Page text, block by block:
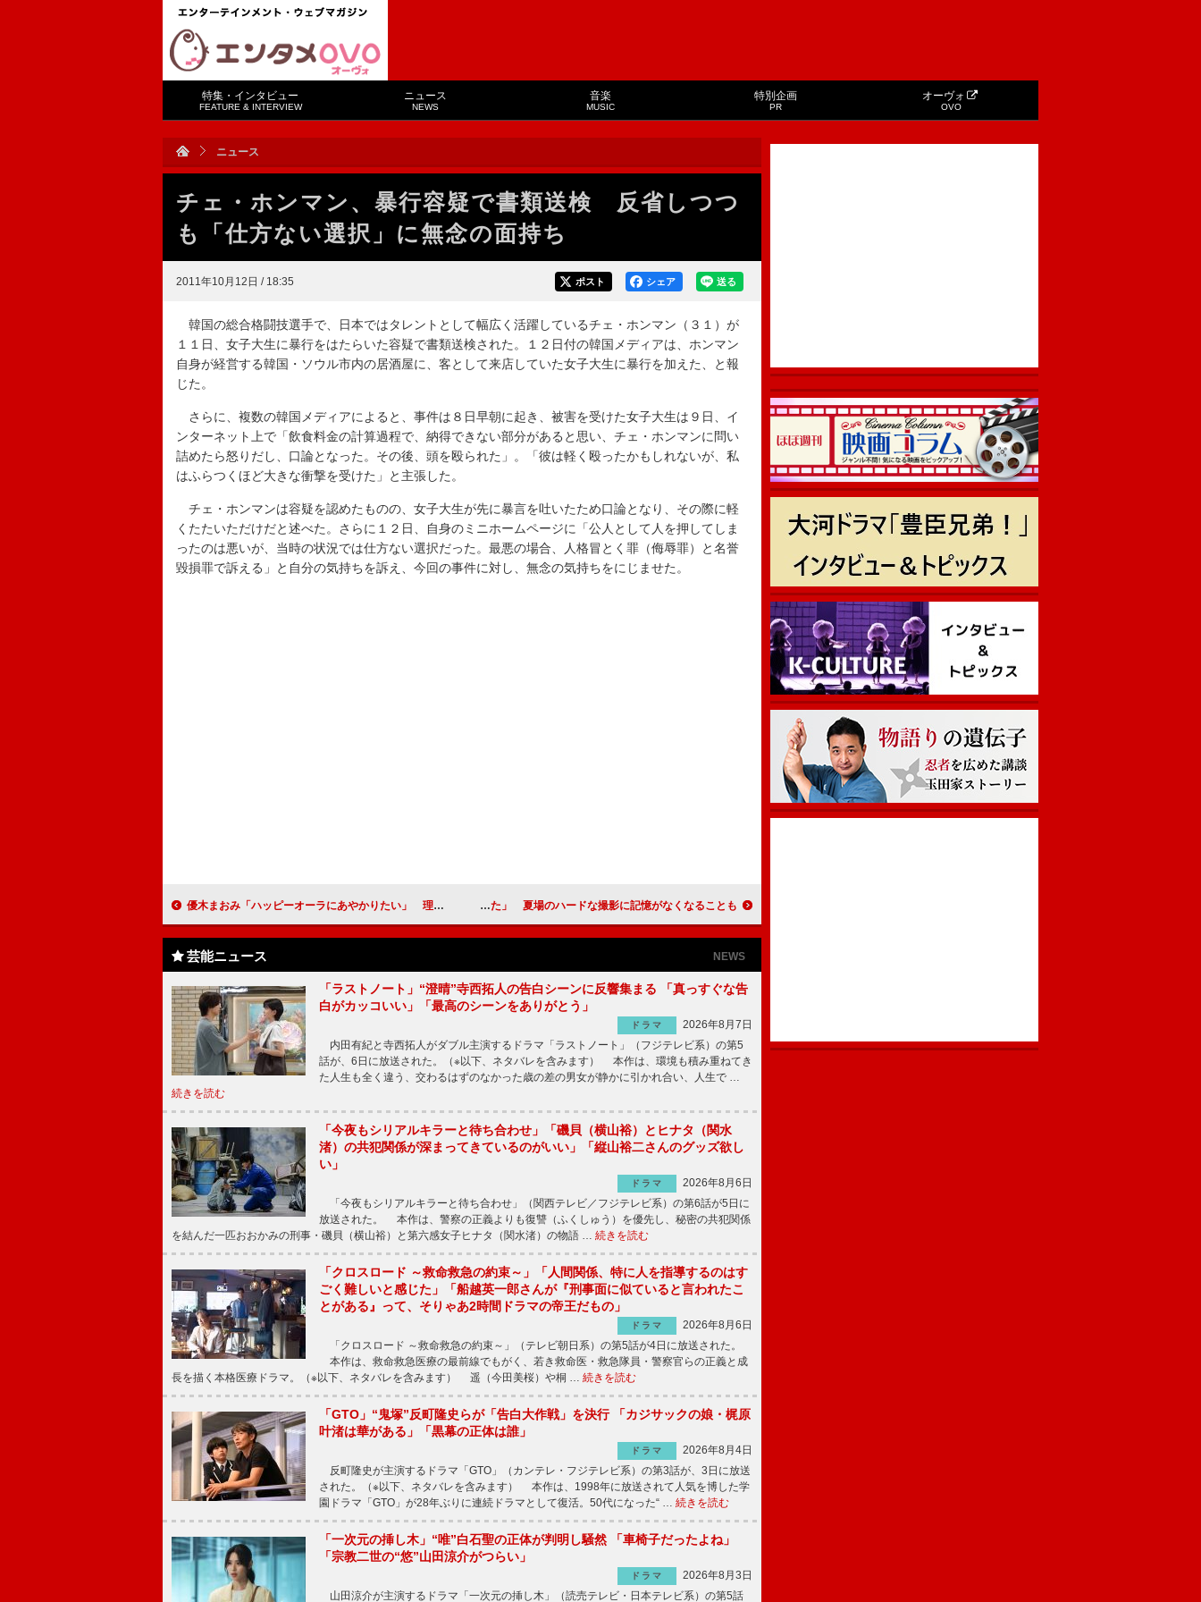
特集・インタビュー
FEATURE & INTERVIEW
ニュース
NEWS
音楽
MUSIC
特別企画
PR
オーヴォ
OVO
ニュース
チェ・ホンマン、暴行容疑で書類送検 反省しつつ
も「仕方ない選択」に無念の面持ち
2011年10月12日 / 18:35 送る
シェア
ポスト
韓国の総合格闘技選手で、日本ではタレントとして幅広く活躍しているチェ・ホンマン（３１）が
１１日、女子大生に暴行をはたらいた容疑で書類送検された。１２日付の韓国メディアは、ホンマン
自身が経営する韓国・ソウル市内の居酒屋に、客として来店していた女子大生に暴行を加えた、と報
じた。
さらに、複数の韓国メディアによると、事件は８日早朝に起き、被害を受けた女子大生は９日、イ
ンターネット上で「飲食料金の計算過程で、納得できない部分があると思い、チェ・ホンマンに問い
詰めたら怒りだし、口論となった。その後、頭を殴られた」。「彼は軽く殴ったかもしれないが、私
はふらつくほど大きな衝撃を受けた」と主張した。
チェ・ホンマンは容疑を認めたものの、女子大生が先に暴言を吐いたため口論となり、その際に軽
くたたいただけだと述べた。さらに１２日、自身のミニホームページに「公人として人を押してしま
ったのは悪いが、当時の状況では仕方ない選択だった。最悪の場合、人格冒とく罪（侮辱罪）と名誉
毀損罪で訴える」と自分の気持ちを訴え、今回の事件に対し、無念の気持ちをにじませた。
優木まおみ「ハッピーオーラにあやかりたい」 理想の男性は「父親」と断言 早見あかり「違った自分が見つけられた」 夏場のハードな撮影に記憶がなくなることも
芸能ニュース NEWS
「ラストノート」“澄晴”寺西拓人の告白シーンに反響集まる 「真っすぐな告
白がカッコいい」「最高のシーンをありがとう」
ドラマ
2026年8月7日
内田有紀と寺西拓人がダブル主演するドラマ「ラストノート」（フジテレビ系）の第5
話が、6日に放送された。（※以下、ネタバレを含みます） 本作は、環境も積み重ねてき
た人生も全く違う、交わるはずのなかった歳の差の男女が静かに引かれ合い、人生で …
続きを読む
「今夜もシリアルキラーと待ち合わせ」「磯貝（横山裕）とヒナタ（関水
渚）の共犯関係が深まってきているのがいい」「縦山裕二さんのグッズ欲し
い」
ドラマ
2026年8月6日
「今夜もシリアルキラーと待ち合わせ」（関西テレビ／フジテレビ系）の第6話が5日に
放送された。 本作は、警察の正義よりも復讐（ふくしゅう）を優先し、秘密の共犯関係
を結んだ一匹おおかみの刑事・磯貝（横山裕）と第六感女子ヒナタ（関水渚）の物語 … 続きを読む
「クロスロード ～救命救急の約束～」「人間関係、特に人を指導するのはす
ごく難しいと感じた」「船越英一郎さんが『刑事面に似ていると言われたこ
とがある』って、そりゃあ2時間ドラマの帝王だもの」
ドラマ
2026年8月6日
「クロスロード ～救命救急の約束～」（テレビ朝日系）の第5話が4日に放送された。
本作は、救命救急医療の最前線でもがく、若き救命医・救急隊員・警察官らの正義と成
長を描く本格医療ドラマ。（※以下、ネタバレを含みます） 遥（今田美桜）や桐 … 続きを読む
「GTO」“鬼塚”反町隆史らが「告白大作戦」を決行 「カジサックの娘・梶原
叶渚は華がある」「黒幕の正体は誰」
ドラマ
2026年8月4日
反町隆史が主演するドラマ「GTO」（カンテレ・フジテレビ系）の第3話が、3日に放送
された。（※以下、ネタバレを含みます） 本作は、1998年に放送されて人気を博した学
園ドラマ「GTO」が28年ぶりに連続ドラマとして復活。50代になった“ … 続きを読む
「一次元の挿し木」“唯”白石聖の正体が判明し騒然 「車椅子だったよね」
「宗教二世の“悠”山田涼介がつらい」
ドラマ
2026年8月3日
山田涼介が主演するドラマ「一次元の挿し木」（読売テレビ・日本テレビ系）の第5話